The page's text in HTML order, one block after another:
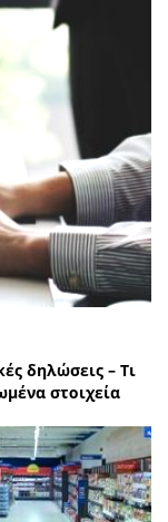
δηλώσεις – Τι
στοιχεία